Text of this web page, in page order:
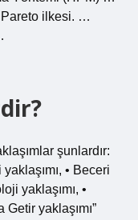
ilkesi. …
şunlardır:
• Beceri
yaklaşımı, •
Getir yaklaşımı”